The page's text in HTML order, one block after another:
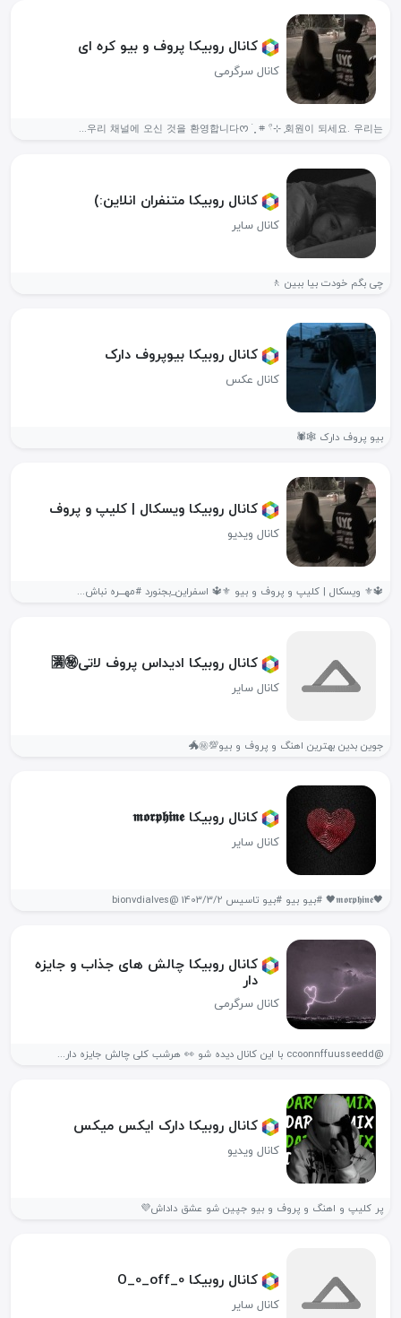
کانال روبیکا پروف و بیو کره ای
کانال سرگرمی
우리 채널에 오신 것을 환영합니다ᰔ ࣪ ֶ֪ 𖥻 𓍢⊹ ֢회원이 되세요. 우리는...
کانال روبیکا متنفران انلاین:)
کانال سایر
چی بگم خودت بیا ببین 🚶
کانال روبیکا بیوپروف دارک
کانال عکس
بیو پروف دارک 🕸🕷
کانال روبیکا ویسکال | کلیپ و پروف
کانال ویدیو
🔱⚜️ ویسکال | کلیپ و پروف و بیو ⚜️🔱 اسفراین_بجنورد #مهـــره نباش...
کانال روبیکا ادیداس پروف لاتی🈵㊙️
کانال سایر
جوین بدین بهترین اهنگ و پروف و بیو💯㊙️🐲
کانال روبیکا 𝖒𝖔𝖗𝖕𝖍𝖎𝖓𝖊
کانال سایر
🖤𝖒𝖔𝖗𝖕𝖍𝖎𝖓𝖊🖤 #بیو بیو #بیو تاسیس 1403/3/2 @bionvdialves
کانال روبیکا چالش های جذاب و جایزه
دار
کانال سرگرمی
@ccoonnffuusseedd با این کانال دیده شو 👀 هرشب کلی چالش جایزه دار...
کانال روبیکا دارک ایکس میکس
کانال ویدیو
پر کلیپ و اهنگ و پروف و بیو جپین شو عشق داداش💜
کانال روبیکا O_0_off_0
کانال سایر